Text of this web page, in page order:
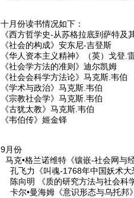
十月份读书情况如下：
《西方哲学史-从苏格拉底到萨特
《社会的构成》安东尼-吉登斯
《华人资本主义精神》（英）戈登.
《社会学方法的准则》迪尔凯姆
《社会会科学方法论》马克斯.韦伯
《学术与政治》马克斯.韦伯
《宗教社会学》马克斯.韦伯
《古犹太教》马克斯.韦伯
《韦伯传》姬金铎
9月份
马克•格兰诺维特《镶嵌-社会网与
孔飞力《叫魂-1768年中国妖术大
陈向明 《质的研究方法与社会科
卡尔•曼海姆《意识形态与乌托邦